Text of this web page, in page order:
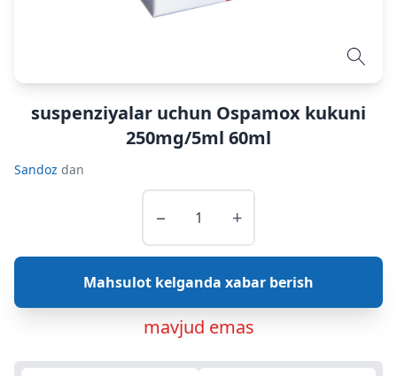
suspenziyalar uchun Ospamox kukuni
250mg/5ml 60ml
Sandoz dan
− +
Mahsulot kelganda xabar berish
mavjud emas